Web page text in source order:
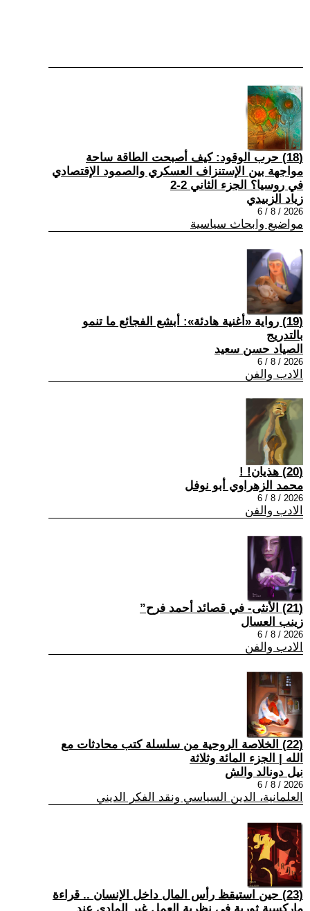
(18) حرب الوقود: كيف أصبحت الطاقة ساحة
مواجهة بين الإستنزاف العسكري والصمود الإقتصادي
في روسيا؟ الجزء الثاني 2-2
زياد الزبيدي
2026 / 8 / 6
مواضيع وابحاث سياسية
(19) رواية «أغنية هادئة»: أبشع الفجائع ما تنمو
بالتدريج
الصياد حسن سعيد
2026 / 8 / 6
الادب والفن
(20) هذيان! !
محمد الزهراوي أبو نوفل
2026 / 8 / 6
الادب والفن
(21) الأنثى- في قصائد أحمد فرح”
زينب العسال
2026 / 8 / 6
الادب والفن
(22) الخلاصة الروحية من سلسلة كتب محادثات مع
الله | الجزء المائة وثلاثة
نيل دونالد والش
2026 / 8 / 6
العلمانية، الدين السياسي ونقد الفكر الديني
(23) حين استيقظ رأس المال داخل الإنسان .. قراءة